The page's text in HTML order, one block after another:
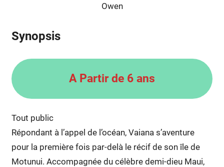
Owen
Synopsis
A Partir de 6 ans
Tout public
Répondant à l’appel de l’océan, Vaiana s’aventure
pour la première fois par-delà le récif de son île de
Motunui. Accompagnée du célèbre demi-dieu Maui,